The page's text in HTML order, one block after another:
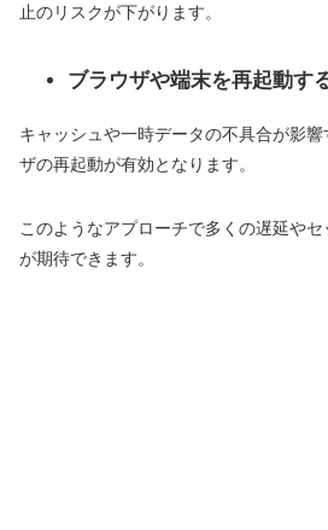
止のリスクが下がります。
ブラウザや端末を再起動す
キャッシュや一時データの不具合が影
ザの再起動が有効となります。
このようなアプローチで多くの遅延や
が期待できます。